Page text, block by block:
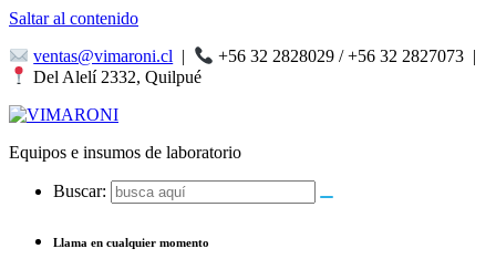
Saltar al contenido
ventas@vimaroni.cl | +56 32 2828029 / +56 32 2827073 |
Del Alelí 2332, Quilpué
Equipos e insumos de laboratorio
Buscar:
Llama en cualquier momento